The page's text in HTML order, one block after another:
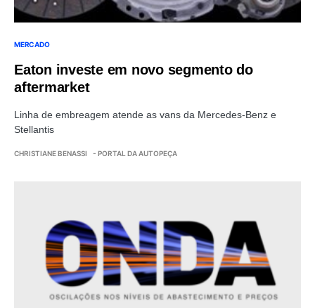
MERCADO
Eaton investe em novo segmento do
aftermarket
Linha de embreagem atende as vans da Mercedes-Benz e
Stellantis
CHRISTIANE BENASSI - PORTAL DA AUTOPEÇA